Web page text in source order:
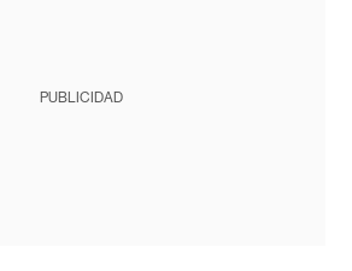
PUBLICIDAD